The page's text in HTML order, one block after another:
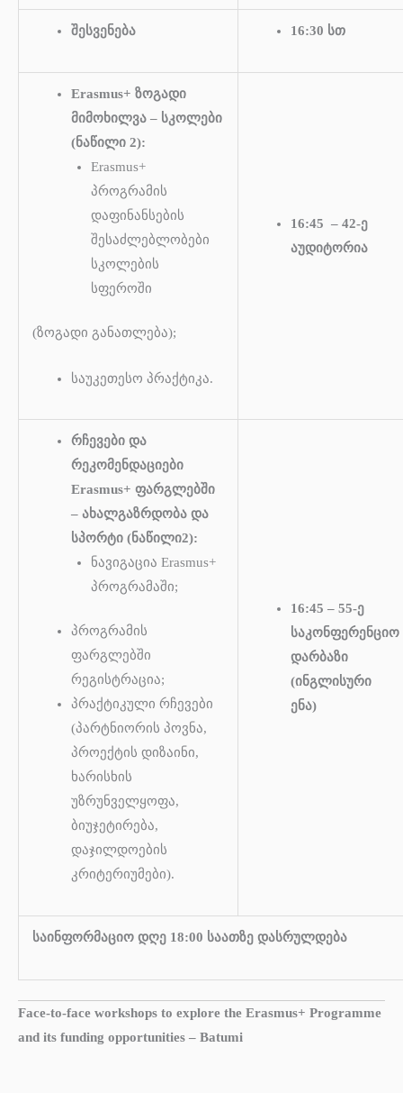
შესვენება 16:30 სთ
Erasmus+ ზოგადი
მიმოხილვა – სკოლები
(ნაწილი 2):
Erasmus+
პროგრამის
დაფინანსების
შესაძლებლობები
სკოლების
სფეროში
(ზოგადი განათლება);
საუკეთესო პრაქტიკა.
16:45 – 42-ე
აუდიტორია
რჩევები და
რეკომენდაციები
Erasmus+ ფარგლებში
– ახალგაზრდობა და
სპორტი (ნაწილი2):
ნავიგაცია Erasmus+
პროგრამაში;
პროგრამის
ფარგლებში
რეგისტრაცია;
პრაქტიკული რჩევები
(პარტნიორის პოვნა,
პროექტის დიზაინი,
ხარისხის
უზრუნველყოფა,
ბიუჯეტირება,
დაჯილდოების
კრიტერიუმები).
16:45 – 55-ე
საკონფერენციო
დარბაზი
(ინგლისური
ენა)
საინფორმაციო დღე 18:00 საათზე დასრულდება
Face-to-face workshops to explore the Erasmus+ Programme
and its funding opportunities – Batumi